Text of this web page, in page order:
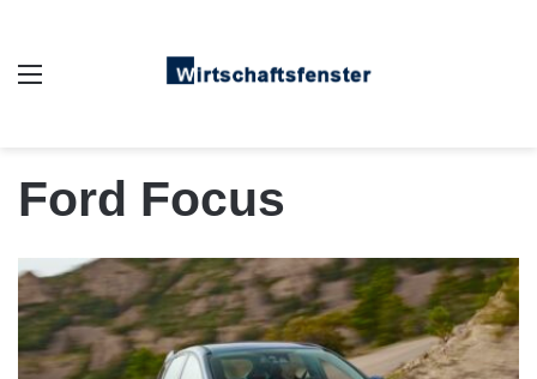
Ford Focus